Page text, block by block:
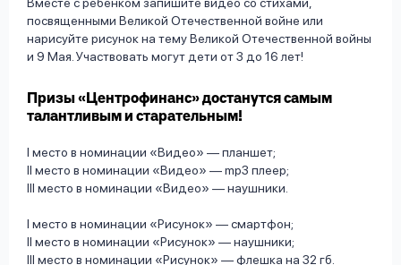
Вместе с ребенком запишите видео со стихами,
посвященными Великой Отечественной войне или
нарисуйте рисунок на тему Великой Отечественной войны
и 9 Мая. Участвовать могут дети от 3 до 16 лет!
Призы «Центрофинанс» достанутся самым
талантливым и старательным!
I место в номинации «Видео» — планшет;
II место в номинации «Видео» — mp3 плеер;
III место в номинации «Видео» — наушники.
I место в номинации «Рисунок» — смартфон;
II место в номинации «Рисунок» — наушники;
III место в номинации «Рисунок» — флешка на 32 гб.
Войти под другим номером